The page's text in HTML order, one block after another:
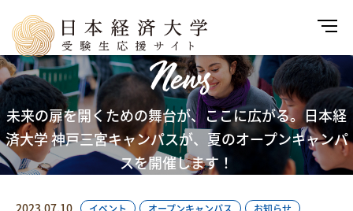
News
未来の扉を開くための舞台が、ここに広がる。日本経
済大学 神戸三宮キャンパスが、夏のオープンキャンパ
スを開催します！
2023.07.10 イベント オープンキャンパス お知らせ